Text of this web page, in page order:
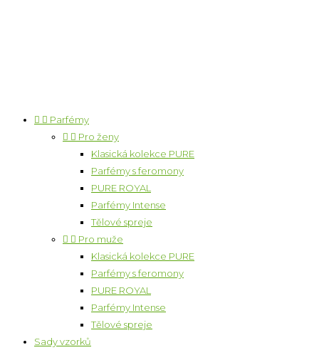
  Parfémy
  Pro ženy
Klasická kolekce PURE
Parfémy s feromony
PURE ROYAL
Parfémy Intense
Tělové spreje
  Pro muže
Klasická kolekce PURE
Parfémy s feromony
PURE ROYAL
Parfémy Intense
Tělové spreje
Sady vzorků